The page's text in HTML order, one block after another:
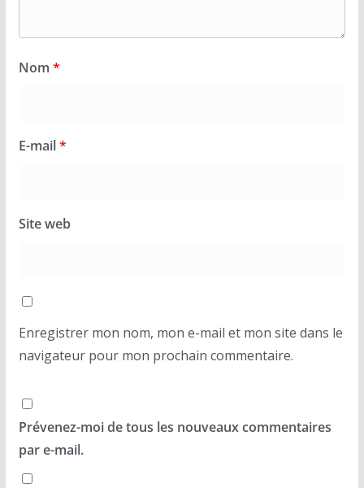
Nom *
E-mail*
Site web
Enregistrer mon nom, mon e-mail et mon site dans le
navigateur pour mon prochain commentaire.
Prévenez-moi de tous les nouveaux commentaires
par e-mail.